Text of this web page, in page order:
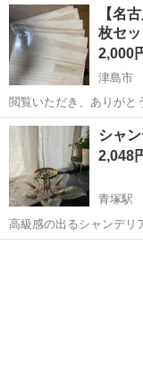
【名
枚セッ
2,000
津島市
閲覧いただき、ありがとうございます😊 パ
品を購入、カットしその
が、ビニールが汚れて
り） ※中古ですので、
愛知 津島市 生
シャ
2,048
青塚駅
高級感の出るシャンデリ